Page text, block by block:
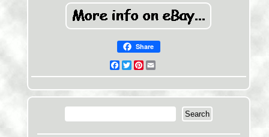
Share
Facebook
TwitterPinterest